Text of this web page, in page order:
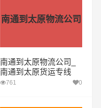
南通到太原物流公司
南通到太原物流公司_
南通到太原货运专线
761 0